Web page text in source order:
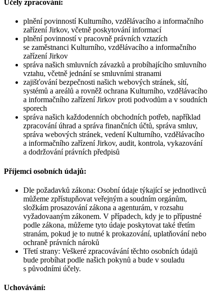
Účely zpracování:
plnění povinností Kulturního, vzdělávacího a informačního
zařízení Jirkov, včetně poskytování informací
plnění povinností v pracovně právních vztazích
se zaměstnanci Kulturního, vzdělávacího a informačního
zařízení Jirkov
správa našich smluvních závazků a probíhajícího smluvního
vztahu, včetně jednání se smluvními stranami
zajišťování bezpečnosti našich webových stránek, sítí,
systémů a areálů a rovněž ochrana Kulturního, vzdělávacího
a informačního zařízení Jirkov proti podvodům a v soudních
sporech
správa našich každodenních obchodních potřeb, například
zpracování úhrad a správa finančních účtů, správa smluv,
správa webových stránek, vedení Kulturního, vzdělávacího
a informačního zařízení Jirkov, audit, kontrola, vykazování
a dodržování právních předpisů
Příjemci osobních údajů:
Dle požadavků zákona: Osobní údaje týkající se jednotlivců
můžeme zpřístupňovat veřejným a soudním orgánům,
složkám prosazování zákona a agenturám, v rozsahu
vyžadovaaným zákonem. V případech, kdy je to přípustné
podle zákona, můžeme tyto údaje poskytovat také třetím
stranám, pokud je to nutné k prokazování, uplatňování nebo
ochraně právních nároků
Třetí strany: Veškeré zpracovávání těchto osobních údajů
bude probíhat podle našich pokynů a bude v souladu
s původními účely.
Uchovávání: